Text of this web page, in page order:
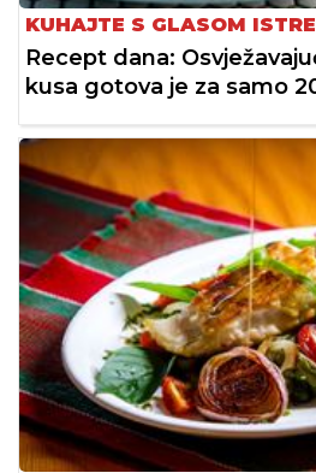
KUHAJTE S GLASOM ISTRE
Recept dana:
kusa gotova je za samo